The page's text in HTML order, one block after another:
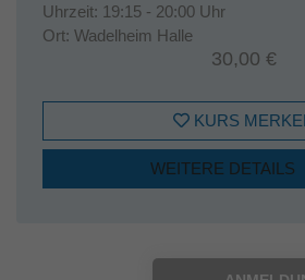
Uhrzeit: 19:15 - 20:00 Uhr
Ort: Wadelheim Halle
30,00 €
KURS
WEITERE DETAILS